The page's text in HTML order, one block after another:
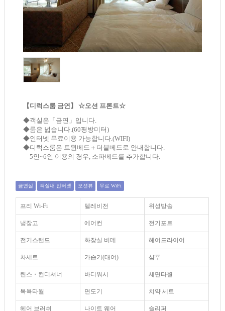
【디럭스룸 금연】 ☆오션 프론트☆
◆객실은「금연」입니다.
◆룸은 넓습니다.(60평방미터)
◆인터넷 무료이용 가능합니다.(WIFI)
◆디럭스룸은 트윈베드＋더블베드로 안내합니다.
5인~6인 이용의 경우, 소파베드를 추가합니다.
금연실 객실내 인터넷 오션뷰 무료 WiFi
프리 Wi-Fi 텔레비전 위성방송
냉장고 에어컨 전기포트
전기스탠드 화장실 비데 헤어드라이어
차세트 가습기(대여) 샴푸
린스・컨디셔너 바디워시 세면타월
목욕타월 면도기 치약 세트
헤어 브러쉬 나이트 웨어 슬리퍼